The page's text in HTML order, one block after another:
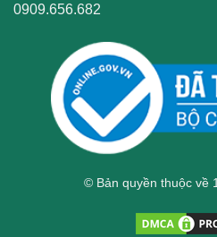
0909.656.682
© Bản quyền thuộc về